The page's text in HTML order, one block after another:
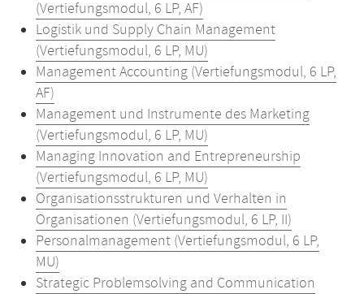
(Vertiefungsmodul, 6 LP, AF)
Logistik und Supply Chain Management
(Vertiefungsmodul, 6 LP, MU)
Management Accounting (Vertiefungsmodul, 6 LP,
AF)
Management und Instrumente des Marketing
(Vertiefungsmodul, 6 LP, MU)
Managing Innovation and Entrepreneurship
(Vertiefungsmodul, 6 LP, MU)
Organisationsstrukturen und Verhalten in
Organisationen (Vertiefungsmodul, 6 LP, II)
Personalmanagement (Vertiefungsmodul, 6 LP,
MU)
Strategic Problemsolving and Communication